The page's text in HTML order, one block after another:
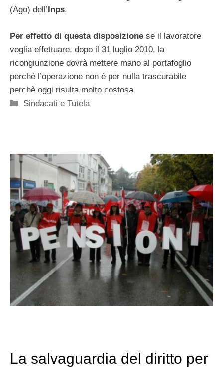
(Ago) dell’ Inps.
Per effetto di questa disposizione se il lavoratore
voglia effettuare, dopo il 31 luglio 2010, la
ricongiunzione dovrà mettere mano al portafoglio
perché l’operazione non è per nulla trascurabile
perchè oggi risulta molto costosa.
Categorie
Sindacati e Tutela
La salvaguardia del diritto per